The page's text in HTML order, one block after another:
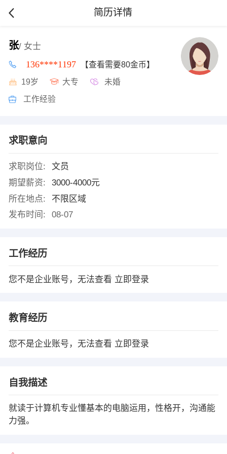
简历详情
张/ 女士
136****1197 【查看需要80金币】
19岁 大专 未婚
工作经验
求职意向
求职岗位:
文员
期望薪资:
3000-4000元
所在地点:
不限区域
发布时间:
08-07
工作经历
您不是企业账号，无法查看 立即登录
教育经历
您不是企业账号，无法查看 立即登录
自我描述
就读于计算机专业懂基本的电脑运用，性格开，沟通能
力强。